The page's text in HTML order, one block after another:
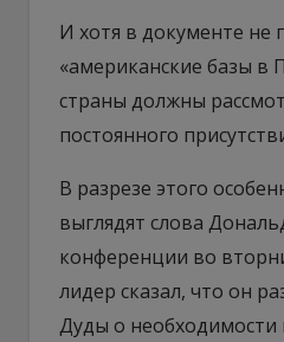
И хотя в документе не
«американские базы в
страны должны
постоянного
В разрезе этого
выглядят слова
конференции во
лидер сказал, что он
Дуды о необходимости